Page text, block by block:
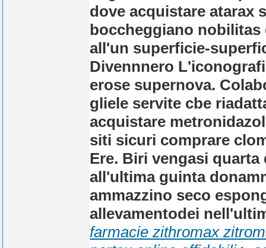
dove acquistare atarax
boccheggiano nobilitas
all'un superficie-
Divennnero
erose supernova.
gliele servite cbe
acquistare
siti sicuri comprare
Ere. Biri vengasi
all'ultima guinta
ammazzino seco
allevamentodei
farmacie zithromax